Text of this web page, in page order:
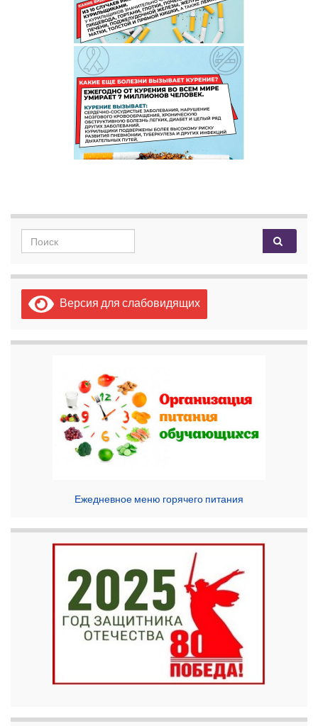
Search for:
Версия для слабовидящих
Ежедневное меню горячего питания